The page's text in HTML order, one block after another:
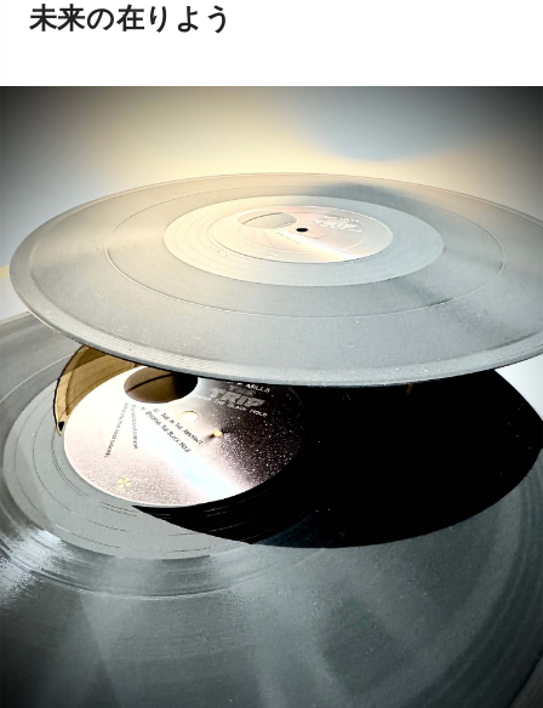
未来の在りよう